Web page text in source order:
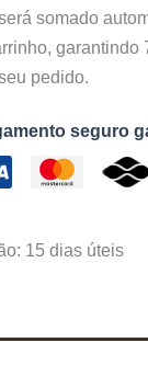
somado
garantindo
pedido.
seguro
: 15 dias úteis